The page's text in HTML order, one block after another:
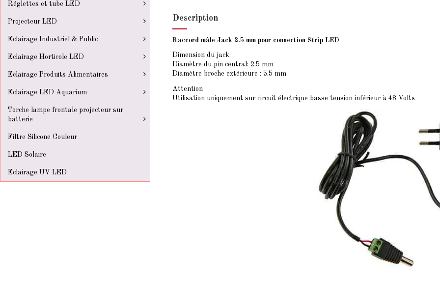
Description
Raccord mâle Jack 2.5 mm pour connection Strip LED
Dimension du jack:
Diamètre du pin central: 2.5 mm
Diamètre broche extérieure : 5.5 mm
Attention
Utilisation uniquement sur circuit électrique basse tension inférieur à 48 Volts
Réglettes et tube LED
Projecteur LED
Eclairage Industriel & Public
Eclairage Horticole LED
Eclairage Produits Alimentaires
Eclairage LED Aquarium
Torche lampe frontale projecteur sur
batterie
Filtre Silicone Couleur
LED Solaire
Eclairage UV LED